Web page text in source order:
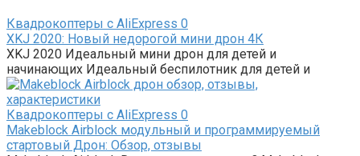
Квадрокоптеры с AliExpress 0
XKJ 2020: Новый недорогой мини дрон 4К
XKJ 2020 Идеальный мини дрон для детей и
начинающих Идеальный беспилотник для детей и
Квадрокоптеры с AliExpress 0
Makeblock Airblock модульный и программируемый
стартовый Дрон: Обзор, отзывы